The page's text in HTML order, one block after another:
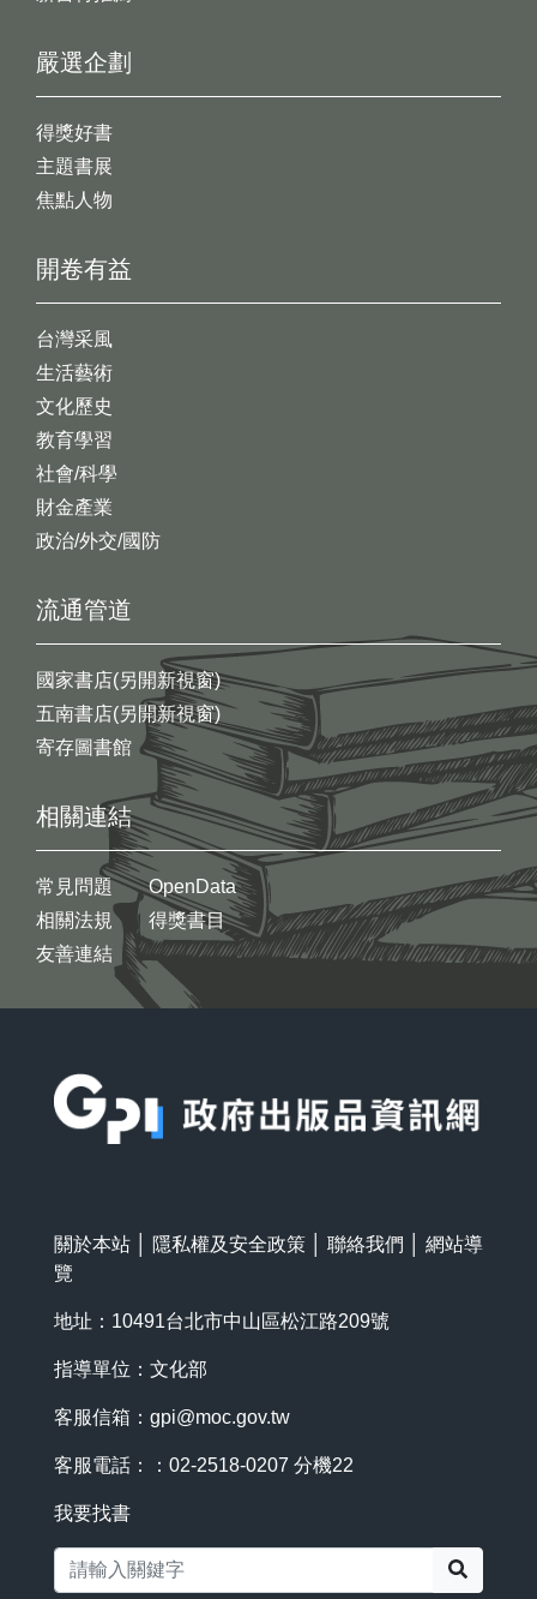
開卷有益
台灣采風
生活藝術
文化歷史
教育學習
社會/科學
財金產業
政治/外交/國防
嚴選企劃
得獎好書
主題書展
焦點人物
流通管道
國家書店(另開新視窗)
五南書店(另開新視窗)
寄存圖書館
相關連結
常見問題
相關法規
友善連結
OpenData
得獎書目
關於本站 隱私權及安全政策 聯絡我們
網站導
覽
地址：10491台北市中山區松江路209號
指導單位：文化部
客服信箱： gpi@moc.gov.tw
客服電話：：02-2518-0207 分機22
我要找書